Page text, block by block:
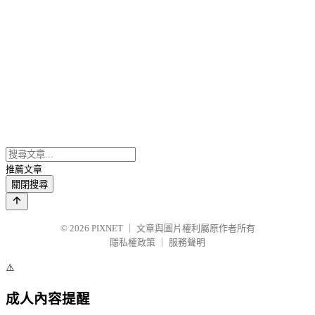
推薦文章
關閉搜尋
© 2026 PIXNET
文章與圖片權利屬原作者所有
隱私權政策
服務聲明
⚠️
成人內容提醒